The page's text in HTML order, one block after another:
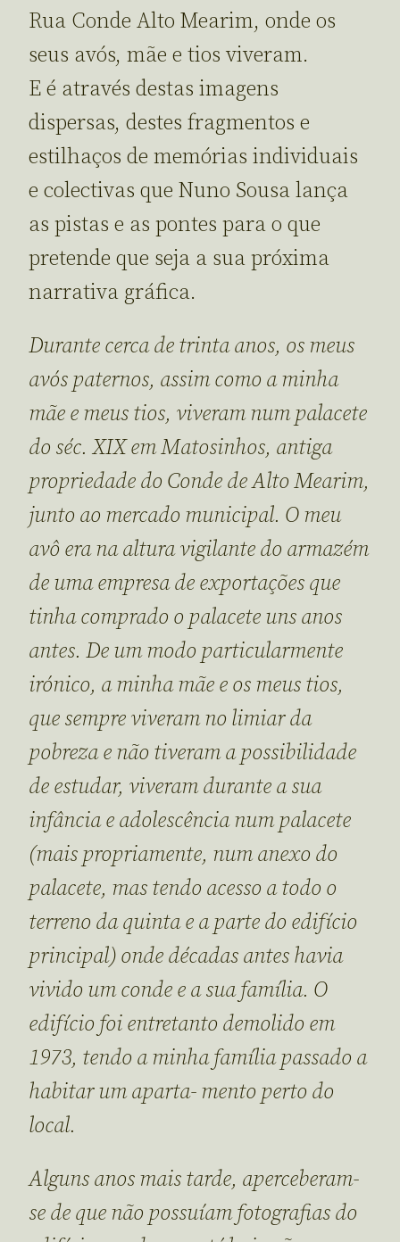
Rua Conde Alto Mearim, onde os
seus avós, mãe e tios viveram.
E é através destas imagens
dispersas, destes fragmentos e
estilhaços de memórias individuais
e colectivas que Nuno Sousa lança
as pistas e as pontes para o que
pretende que seja a sua próxima
narrativa gráfica.
Durante cerca de trinta anos, os meus
avós paternos, assim como a minha
mãe e meus tios, viveram num palacete
do séc. XIX em Matosinhos, antiga
propriedade do Conde de Alto Mearim,
junto ao mercado municipal. O meu
avô era na altura vigilante do armazém
de uma empresa de exportações que
tinha comprado o palacete uns anos
antes. De um modo particularmente
irónico, a minha mãe e os meus tios,
que sempre viveram no limiar da
pobreza e não tiveram a possibilidade
de estudar, viveram durante a sua
infância e adolescência num palacete
(mais propriamente, num anexo do
palacete, mas tendo acesso a todo o
terreno da quinta e a parte do edifício
principal) onde décadas antes havia
vivido um conde e a sua família. O
edifício foi entretanto demolido em
1973, tendo a minha família passado a
habitar um aparta- mento perto do
local.
Alguns anos mais tarde, aperceberam-
se de que não possuíam fotografias do